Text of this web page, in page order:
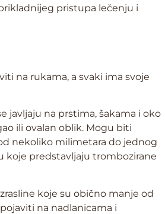
pristupa lečenju i
na rukama, a svaki ima svoje
javljaju na prstima, šakama i oko
ili ovalan oblik. Mogu biti
nekoliko milimetara do jednog
koje predstavljaju trombozirane
koje su obično manje od
na nadlanicama i